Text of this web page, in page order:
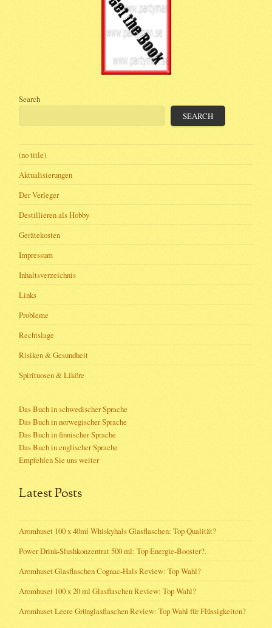
Search
SEARCH
(no title)
Aktualisierungen
Der Verleger
Destillieren als Hobby
Gerätekosten
Impressum
Inhaltsverzeichnis
Links
Probleme
Rechtslage
Risiken & Gesundheit
Spirituosen & Liköre
Das Buch in schwedischer Sprache
Das Buch in norwegischer Sprache
Das Buch in finnischer Sprache
Das Buch in englischer Sprache
Empfehlen Sie uns weiter
Latest Posts
Aromhuset 100 x 40ml Whiskyhals Glasflaschen: Top Qualität?
Power Drink-Slushkonzentrat 500 ml: Top Energie-Booster?.
Aromhuset Glasflaschen Cognac-Hals Review: Top Wahl?
Aromhuset 100 x 20 ml Glasflaschen Review: Top Wahl?
Aromhuset Leere Grünglasflaschen Review: Top Wahl für Flüssigkeiten?